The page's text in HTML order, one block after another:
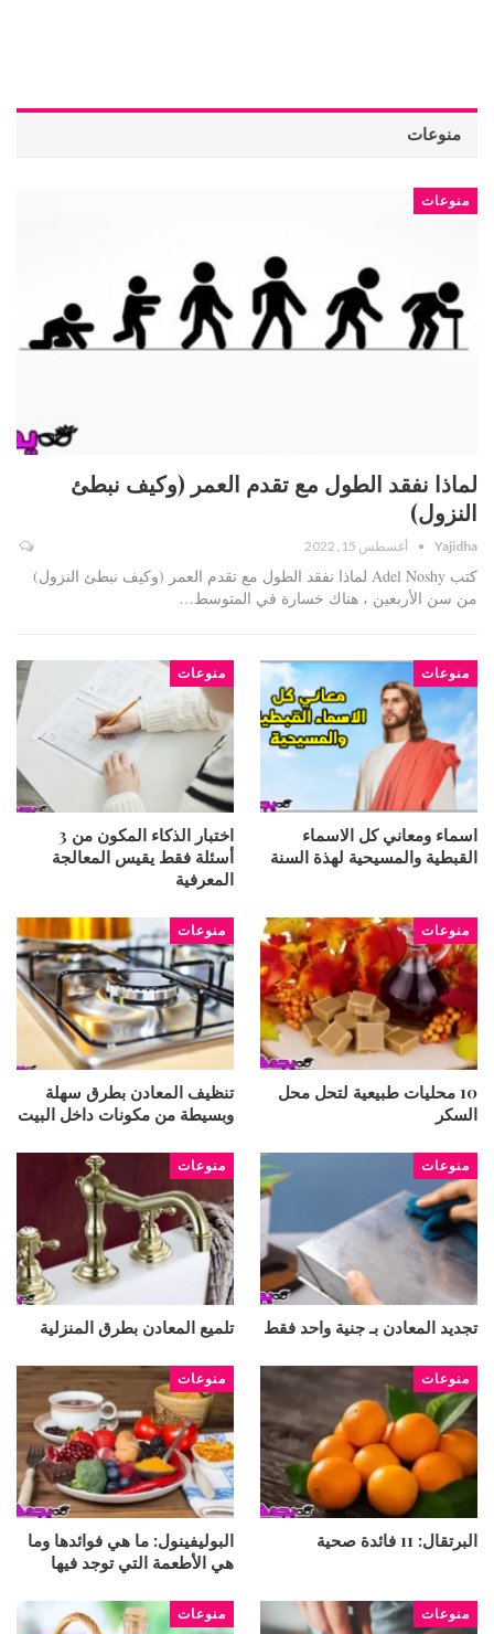
منوعات
منوعات
لماذا نفقد الطول مع تقدم العمر (وكيف نبطئ
النزول)
Yajidha أغسطس 15, 2022
كتب Adel Noshy لماذا نفقد الطول مع تقدم العمر (وكيف نبطئ النزول)
من سن الأربعين ، هناك خسارة في المتوسط…
منوعات
اسماء ومعاني كل الاسماء
القبطية والمسيحية لهذة السنة
منوعات
اختبار الذكاء المكون من 3
أسئلة فقط يقيس المعالجة
المعرفية
منوعات
10 محليات طبيعية لتحل محل
السكر
منوعات
تنظيف المعادن بطرق سهلة
وبسيطة من مكونات داخل البيت
منوعات
تجديد المعادن بـ جنية واحد فقط
منوعات
تلميع المعادن بطرق المنزلية
منوعات
البرتقال: 11 فائدة صحية
منوعات
البوليفينول: ما هي فوائدها وما
هي الأطعمة التي توجد فيها
منوعات منوعات